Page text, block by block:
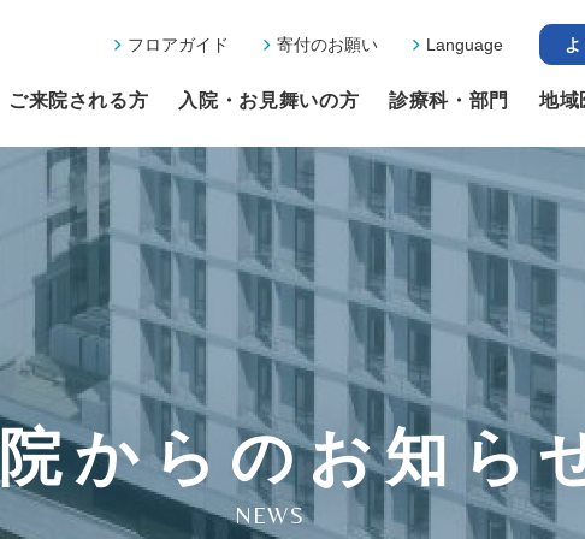
フロアガイド 寄付のお願い Language
ご来院される方 入院・お見舞いの方 診療科・部門 地域
からのお知ら
NEWS